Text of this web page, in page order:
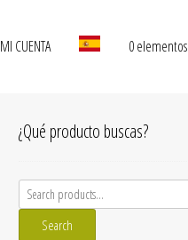
MI CUENTA 0 elementos
¿Qué producto buscas?
Search
for:
Search